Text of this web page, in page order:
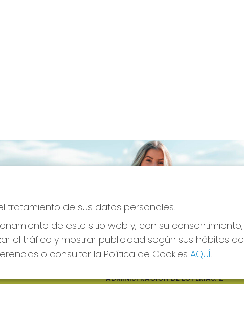
ADMINISTRACION DE LOTERIAS: 2-
CIUDAD RODRIGO - RECEPTOR
tratamiento de sus datos personales.
de este sitio web y, con su consentimiento,
el tráfico y mostrar publicidad según sus hábitos de
o consultar la Política de Cookies AQUÍ.